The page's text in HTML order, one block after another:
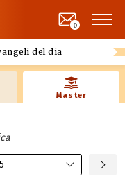
del dia
0
Master